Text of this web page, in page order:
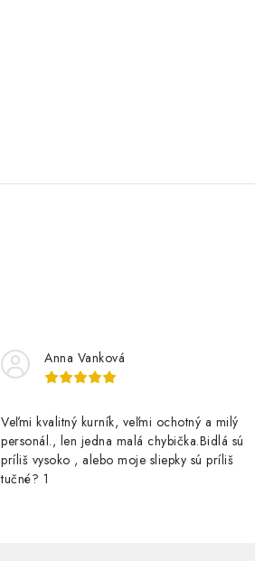
Anna Vanková
Veľmi kvalitný kurník, veľmi ochotný a milý
personál., len jedna malá chybička.Bidlá sú
príliš vysoko , alebo moje sliepky sú príliš
tučné? 1